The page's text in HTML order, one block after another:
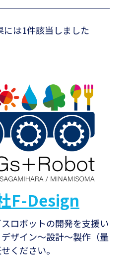
には1件該当しました
F-Design
ロボットの開発を支援い
ザイン〜設計〜製作（量
ください。